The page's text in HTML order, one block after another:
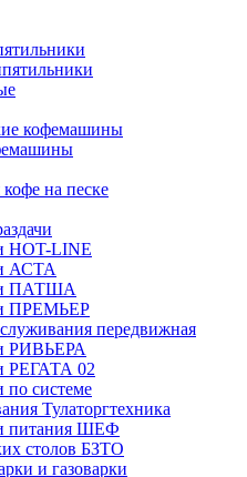
кофемашины
на песке
HOT-LINE
АСТА
ПАТША
ПРЕМЬЕР
передвижная
РИВЬЕРА
РЕГАТА 02
по системе
Тулаторгтехника
питания ШЕФ
столов БЗТО
и газоварки